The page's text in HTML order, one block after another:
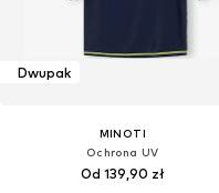
Dwupak
MINOTI
Ochrona UV
Od 139,90 zł